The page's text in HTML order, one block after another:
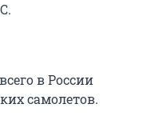
в России
самолетов.